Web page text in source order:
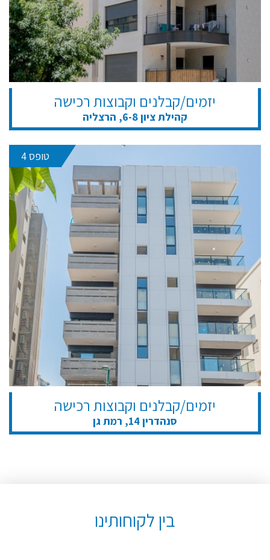
יזמים/קבלנים וקבוצות רכישה
קהילת ציון 6-8, הרצליה
טופס 4
יזמים/קבלנים וקבוצות רכישה
סנהדרין 14, רמת גן
בין לקוחותינו